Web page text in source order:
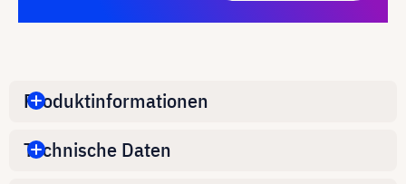
Produktinformationen
Technische Daten